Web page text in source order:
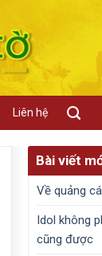
Liên hệ
Bài viết
Về quảng
Idol không
cũng được